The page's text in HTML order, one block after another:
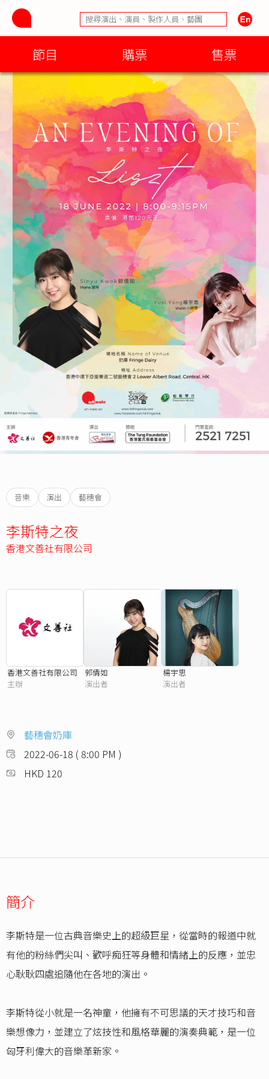
節目 購票 售票
音樂 演出 藝穗會
李斯特之夜
香港文善社有限公司
香港文善社有限公司
主辦
郭倩如
演出者
楊宇思
演出者
藝穗會奶庫
2022-06-18 ( 8:00 PM )
HKD 120
簡介
李斯特是一位古典音樂史上的超級巨星，從當時的報道中就
有他的粉絲們尖叫、歡呼痴狂等身體和情緒上的反應，並忠
心耿耿四處追隨他在各地的演出。
李斯特從小就是一名神童，他擁有不可思議的天才技巧和音
樂想像力，並建立了炫技性和風格華麗的演奏典範，是一位
匈牙利偉大的音樂革新家。